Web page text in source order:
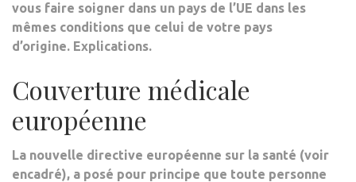
vous faire soigner dans un pays de l’UE dans les
mêmes conditions que celui de votre pays
d’origine. Explications.
Couverture médicale
européenne
La nouvelle directive européenne sur la santé (voir
encadré), a posé pour principe que toute personne